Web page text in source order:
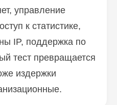
управление
к статистике,
IP, поддержка по
тест превращается
издержки